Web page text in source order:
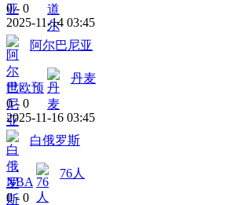
0 - 0
2025-11-14 03:45
阿尔巴尼亚
世欧预
丹麦
0 - 0
2025-11-16 03:45
白俄罗斯
NBA
76人
0 - 0